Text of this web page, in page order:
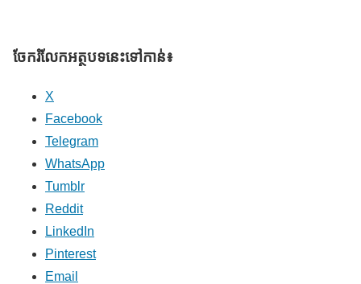
ចែករំលែក​អត្ថបទនេះទៅកាន់៖
X
Facebook
Telegram
WhatsApp
Tumblr
Reddit
LinkedIn
Pinterest
Email